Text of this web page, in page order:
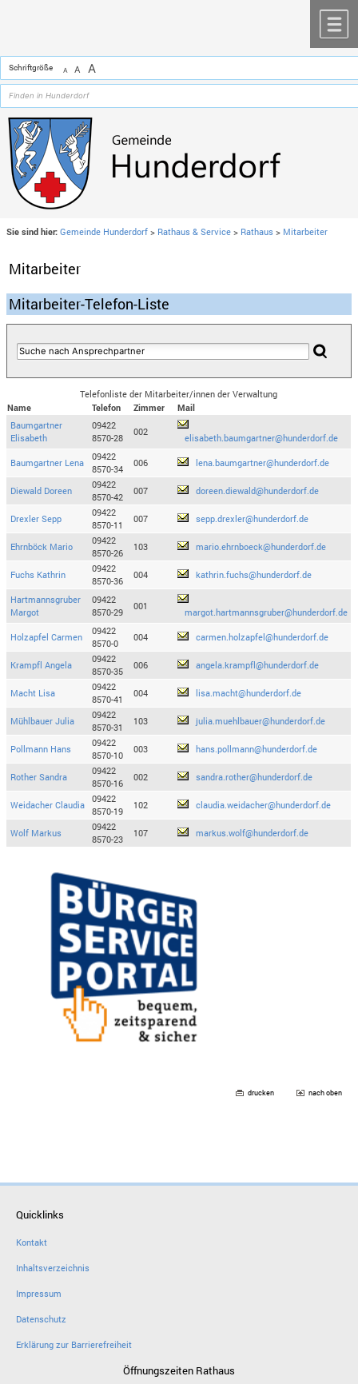
Schriftgröße A A A
Sie sind hier: Gemeinde Hunderdorf > Rathaus & Service > Rathaus > Mitarbeiter
Mitarbeiter
Mitarbeiter-Telefon-Liste
Telefonliste der Mitarbeiter/innen der Verwaltung
Name
Telefon Zimmer
Mail
Baumgartner
Elisabeth
09422
8570-28
002
elisabeth.baumgartner@hunderdorf.de
Baumgartner Lena
09422
8570-34
006 lena.baumgartner@hunderdorf.de
Diewald Doreen
09422
8570-42
007 doreen.diewald@hunderdorf.de
Drexler Sepp
09422
8570-11
007 sepp.drexler@hunderdorf.de
Ehrnböck Mario
09422
8570-26
103 mario.ehrnboeck@hunderdorf.de
Fuchs Kathrin
09422
8570-36
004 kathrin.fuchs@hunderdorf.de
Hartmannsgruber
Margot
09422
8570-29
001
margot.hartmannsgruber@hunderdorf.de
Holzapfel Carmen
09422
8570-0
004 carmen.holzapfel@hunderdorf.de
Krampfl Angela
09422
8570-35
006 angela.krampfl@hunderdorf.de
Macht Lisa
09422
8570-41
004 lisa.macht@hunderdorf.de
Mühlbauer Julia
09422
8570-31
103 julia.muehlbauer@hunderdorf.de
Pollmann Hans
09422
8570-10
003 hans.pollmann@hunderdorf.de
Rother Sandra
09422
8570-16
002 sandra.rother@hunderdorf.de
Weidacher Claudia
09422
8570-19
102 claudia.weidacher@hunderdorf.de
Wolf Markus
09422
8570-23
107 markus.wolf@hunderdorf.de
drucken nach oben
Quicklinks
Kontakt
Inhaltsverzeichnis
Impressum
Datenschutz
Erklärung zur Barrierefreiheit
Öffnungszeiten Rathaus